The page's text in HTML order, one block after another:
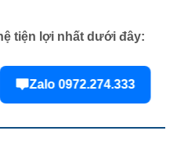
tiện lợi nhất dưới đây:
Zalo 0972.274.333